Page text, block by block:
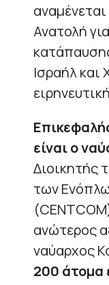
Ανατολή
Ισραήλ και
είναι ο
Διοικητής
των
ανώτερος
ναύαρχος
200 άτομα